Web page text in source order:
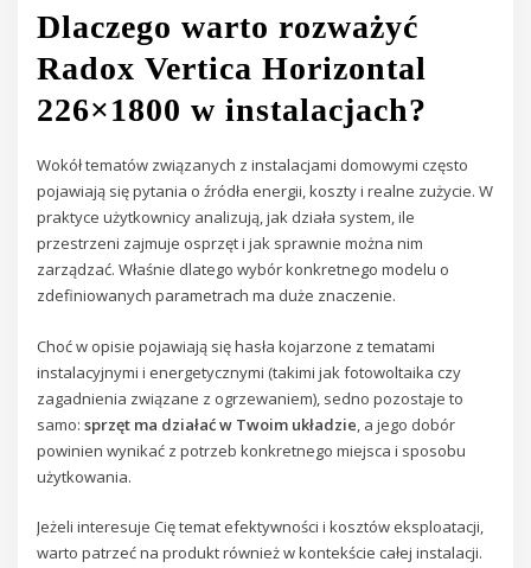
Dlaczego warto rozważyć
Radox Vertica Horizontal
226×1800 w instalacjach?
Wokół tematów związanych z instalacjami domowymi często
pojawiają się pytania o źródła energii, koszty i realne zużycie. W
praktyce użytkownicy analizują, jak działa system, ile
przestrzeni zajmuje osprzęt i jak sprawnie można nim
zarządzać. Właśnie dlatego wybór konkretnego modelu o
zdefiniowanych parametrach ma duże znaczenie.
Choć w opisie pojawiają się hasła kojarzone z tematami
instalacyjnymi i energetycznymi (takimi jak fotowoltaika czy
zagadnienia związane z ogrzewaniem), sedno pozostaje to
samo:sprzęt ma działać w Twoim układzie , a jego dobór
powinien wynikać z potrzeb konkretnego miejsca i sposobu
użytkowania.
Jeżeli interesuje Cię temat efektywności i kosztów eksploatacji,
warto patrzeć na produkt również w kontekście całej instalacji.